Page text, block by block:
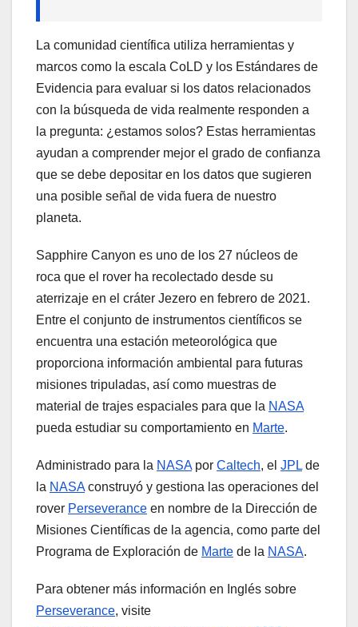
La comunidad científica utiliza herramientas y
marcos como la escala CoLD y los Estándares de
Evidencia para evaluar si los datos relacionados
con la búsqueda de vida realmente responden a
la pregunta: ¿estamos solos? Estas herramientas
ayudan a comprender mejor el grado de confianza
que se debe depositar en los datos que sugieren
una posible señal de vida fuera de nuestro
planeta.
Sapphire Canyon es uno de los 27 núcleos de
roca que el rover ha recolectado desde su
aterrizaje en el cráter Jezero en febrero de 2021.
Entre el conjunto de instrumentos científicos se
encuentra una estación meteorológica que
proporciona información ambiental para futuras
misiones tripuladas, así como muestras de
material de trajes espaciales para que la NASA
pueda estudiar su comportamiento en Marte.
Administrado para la NASApor Caltech, el JPLde
la NASAconstruyó y gestiona las operaciones del
rover Perseverance en nombre de la Dirección de
Misiones Científicas de la agencia, como parte del
Programa de Exploración de Marte de la NASA.
Para obtener más información en Inglés sobre
Perseverance, visite